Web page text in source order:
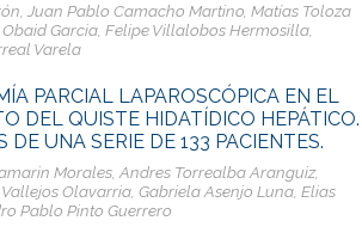
Juan Pablo Camacho Martino, Matías Toloza
Garcia, Felipe Villalobos Hermosilla,
Varela
PARCIAL LAPAROSCÓPICA EN EL
DEL QUISTE HIDATÍDICO HEPÁTICO.
DE UNA SERIE DE 133 PACIENTES.
Morales, Andres Torrealba Aranguiz,
Olavarria, Gabriela Asenjo Luna, Elias
Pablo Pinto Guerrero